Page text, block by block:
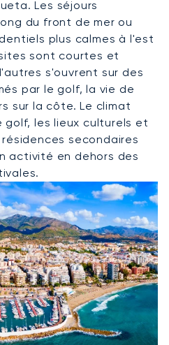
Les séjours
du front de mer ou
plus calmes à l'est
sont courtes et
s'ouvrent sur des
par le golf, la vie de
sur la côte. Le climat
golf, les lieux culturels et
secondaires
activité en dehors des